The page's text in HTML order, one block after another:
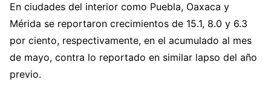
En ciudades del interior como Puebla, Oaxaca y
Mérida se reportaron crecimientos de 15.1, 8.0 y 6.3
por ciento, respectivamente, en el acumulado al mes
de mayo, contra lo reportado en similar lapso del año
previo.